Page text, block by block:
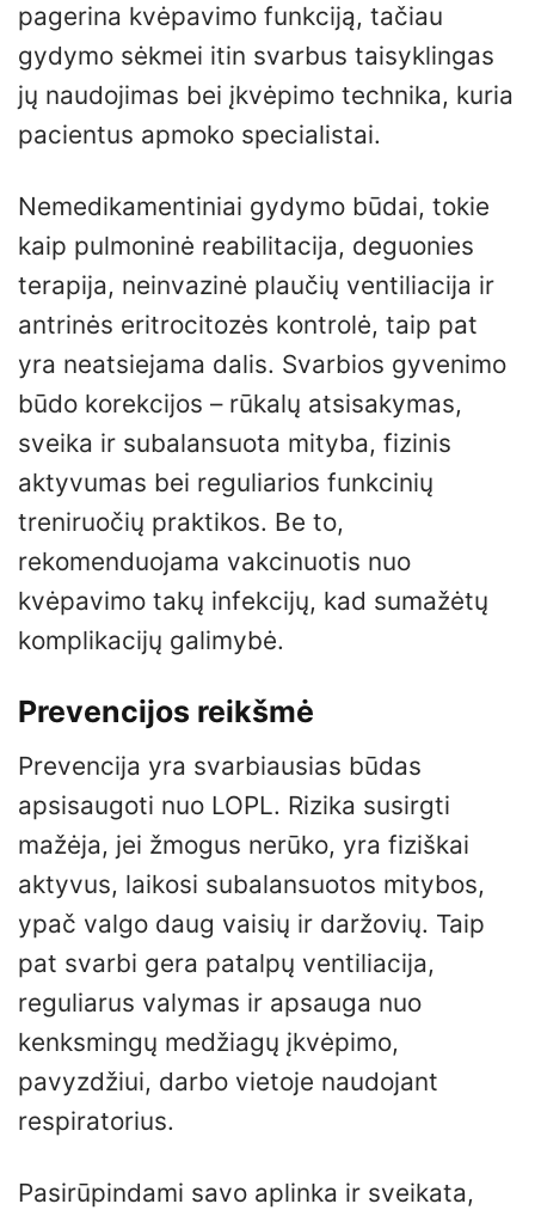
pagerina kvėpavimo funkciją, tačiau
gydymo sėkmei itin svarbus taisyklingas
jų naudojimas bei įkvėpimo technika, kuria
pacientus apmoko specialistai.
Nemedikamentiniai gydymo būdai, tokie
kaip pulmoninė reabilitacija, deguonies
terapija, neinvazinė plaučių ventiliacija ir
antrinės eritrocitozės kontrolė, taip pat
yra neatsiejama dalis. Svarbios gyvenimo
būdo korekcijos – rūkalų atsisakymas,
sveika ir subalansuota mityba, fizinis
aktyvumas bei reguliarios funkcinių
treniruočių praktikos. Be to,
rekomenduojama vakcinuotis nuo
kvėpavimo takų infekcijų, kad sumažėtų
komplikacijų galimybė.
Prevencijos reikšmė
Prevencija yra svarbiausias būdas
apsisaugoti nuo LOPL. Rizika susirgti
mažėja, jei žmogus nerūko, yra fiziškai
aktyvus, laikosi subalansuotos mitybos,
ypač valgo daug vaisių ir daržovių. Taip
pat svarbi gera patalpų ventiliacija,
reguliarus valymas ir apsauga nuo
kenksmingų medžiagų įkvėpimo,
pavyzdžiui, darbo vietoje naudojant
respiratorius.
Pasirūpindami savo aplinka ir sveikata,